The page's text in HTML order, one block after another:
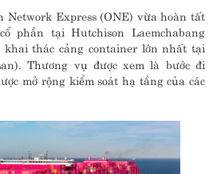
Network Express (ONE) vừa hoàn tất
phần tại Hutchison Laemchabang
thác cảng container lớn nhất tại
Thương vụ được xem là bước đi
mở rộng kiểm soát hạ tầng của các